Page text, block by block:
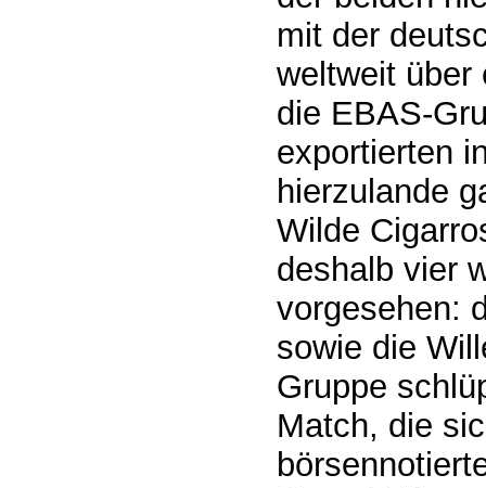
mit der
weltweit über
die EBAS-
exportierten
hierzulande
Wilde
deshalb vier
vorgesehen:
sowie die
Gruppe
Match, die